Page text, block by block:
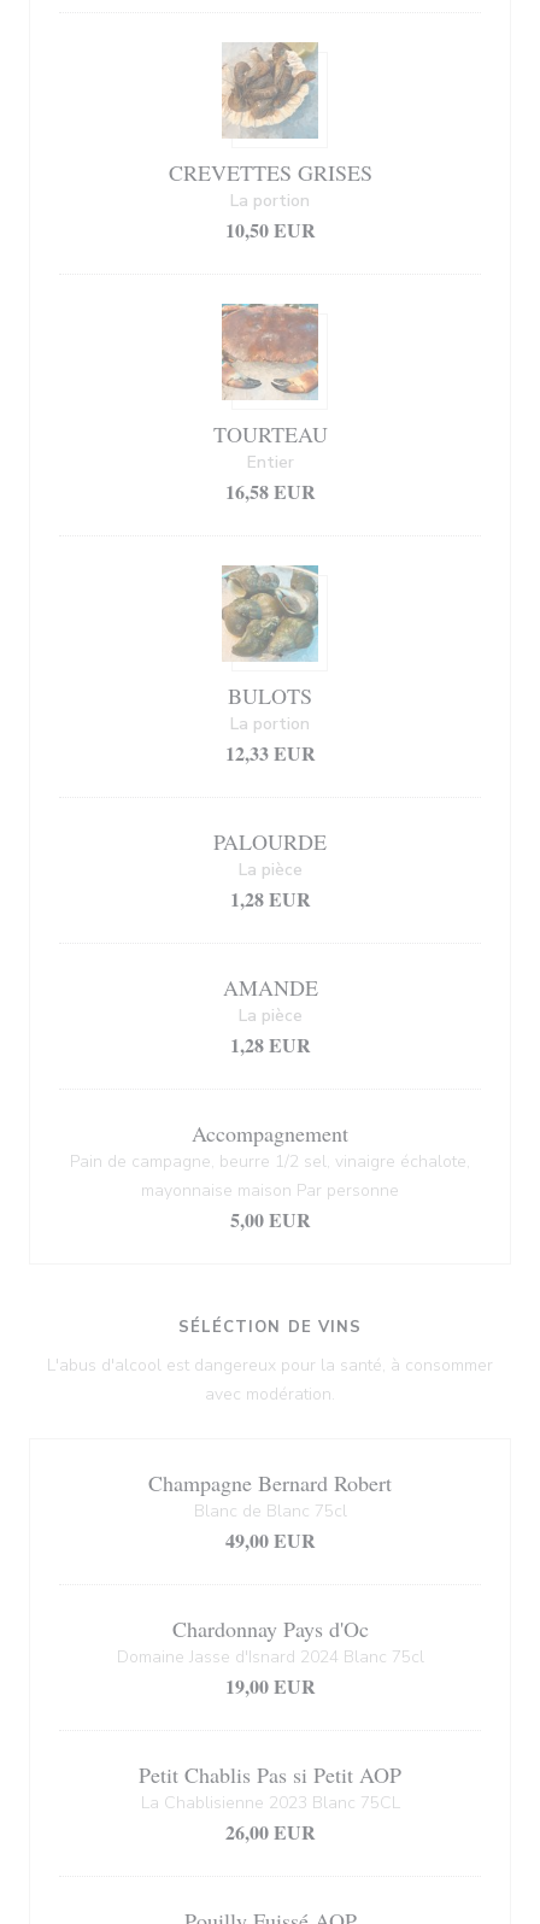
CREVETTES GRISES
10,50 EUR
La portion
TOURTEAU
16,58 EUR
Entier
BULOTS
12,33 EUR
La portion
PALOURDE
1,28 EUR
La pièce
AMANDE
1,28 EUR
La pièce
Accompagnement
Pain de campagne, beurre 1/2 sel, vinaigre échalote,
mayonnaise maison Par personne
5,00 EUR
SÉLÉCTION DE VINS
L'abus d'alcool est dangereux pour la santé, à consommer
avec modération.
Champagne Bernard Robert
Blanc de Blanc 75cl
49,00 EUR
Chardonnay Pays d'Oc
Domaine Jasse d'Isnard 2024 Blanc 75cl
19,00 EUR
Petit Chablis Pas si Petit AOP
La Chablisienne 2023 Blanc 75CL
26,00 EUR